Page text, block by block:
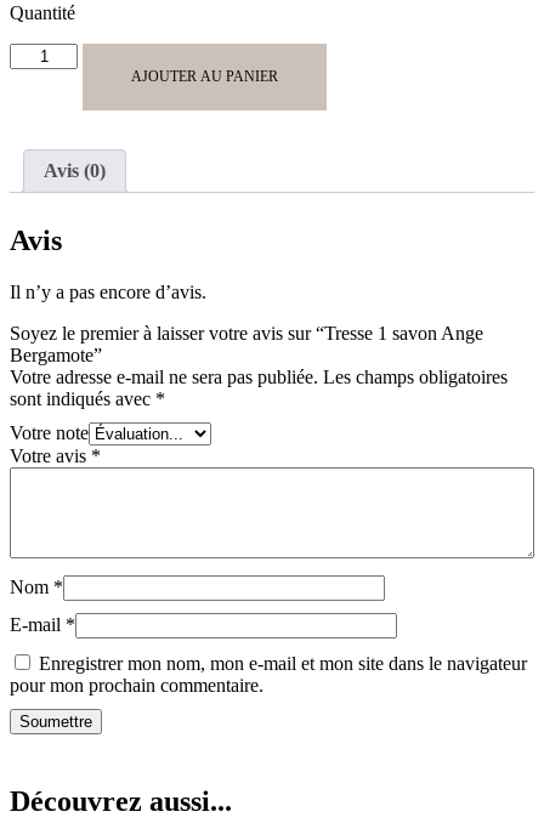
Quantité
quantité
de
Ange
Bergamote
AJOUTER AU PANIER
Avis (0)
Avis
Il n’y a pas encore d’avis.
Soyez le premier à laisser votre avis sur “Tresse 1 savon Ange
Bergamote”
Votre adresse e-mail ne sera pas publiée. Les champs obligatoires
sont indiqués avec *
Votre note
Votre avis *
Nom *
E-mail *
Enregistrer mon nom, mon e-mail et mon site dans le navigateur
pour mon prochain commentaire.
Découvrez aussi...